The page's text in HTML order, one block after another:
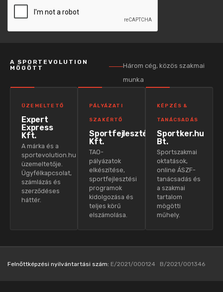
A SPORTEVOLUTION
MÖGÖTT
Három cég, közös szakmai
munka
ÜZEMELTETŐ
Expert
Express
Kft.
A márka és a
sportevolution.hu
üzemeltetője.
Ügyfélkapcsolat,
számlázás és
szerződéses
háttér.
PÁLYÁZATI
SZAKÉRTŐ
Sportfejlesztés
Kft.
TAO-
pályázatok
elkészítése,
sportfejlesztési
programok
kidolgozása és
teljes körű
elszámolása.
KÉPZÉS &
TANÁCSADÁS
Sportker.hu
Bt.
Sportszakmai
oktatások,
online ÁSZF-
tanácsadás és
a szakmai
tartalom
mögötti
műhely.
Felnőttképzési nyilvántartási szám: E/2021/000124 B/2021/001346